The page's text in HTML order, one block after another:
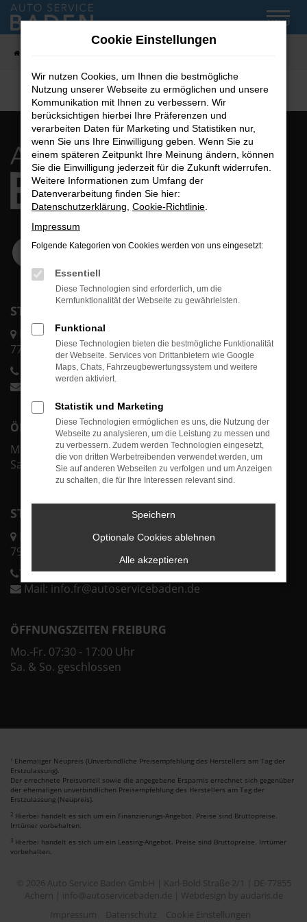
Zum
Hauptinhalt
MENÜ
STANDORT ACHERN
Karl-Bold-Str. 2/1
77855 Achern
Telefon:0 78 41 60 00-70
info@autoservicebaden.de
ÖFFNUNGSZEITEN ACHERN
Mo.-Fr. 07:30 - 18:00 Uhr
Sa. & So. geschlossen
STANDORT FREIBURG
Lörracher Str. 43
79115 Freiburg
Telefon:0 76 11 37 32 25 0
Mail: info.fr@autoservicebaden.de
ÖFFNUNGSZEITEN FREIBURG
Mo.-Fr. 07:30 - 17:00 Uhr
Sa. & So. geschlossen
1 Ehemaliger Neupreis (Unverbindliche Preisempfehlung des Herstellers am Tag der
Erstzulassung).
Der errechnete Preisvorteil sowie die angegebene Ersparnis errechnet sich gegenüber
der ehemaligen unverbindlichen Preisempfehlung des Herstellers am Tag der
Erstzulassung (Neupreis).
2 Hierbei handelt es sich um ein Finanzierungs-Angebot. Preise sind Bruttopreise.
Irrtümer vorbehalten.
3 Hierbei handelt es sich um ein Leasing-Angebot. Preise sind Bruttopreise. Irrtümer
vorbehalten.
© 2026 Auto Service Baden GmbH | Karl-Bold Straße 2/1 | DE-77855
Achern | info@autoservicebaden.de | Webdesign by audaris.de
Impressum
Datenschutz Cookie Einstellungen
Cookie Einstellungen
Wir nutzen Cookies, um Ihnen die bestmögliche
Nutzung unserer Webseite zu ermöglichen und unsere
Kommunikation mit Ihnen zu verbessern. Wir
berücksichtigen hierbei Ihre Präferenzen und
verarbeiten Daten für Marketing und Statistiken nur,
wenn Sie uns Ihre Einwilligung geben. Wenn Sie zu
einem späteren Zeitpunkt Ihre Meinung ändern, können
Sie die Einwilligung jederzeit für die Zukunft widerrufen.
Weitere Informationen zum Umfang der
Datenverarbeitung finden Sie hier:
Datenschutzerklärung Cookie-Richtlinie
Impressum
Folgende Kategorien von Cookies werden von uns eingesetzt:
Essentiell
Diese Technologien sind erforderlich, um die
Kernfunktionalität der Webseite zu gewährleisten.
Funktional
Diese Technologien bieten die bestmögliche Funktionalität
der Webseite. Services von Drittanbietern wie Google
Maps, Chats, Fahrzeugbewertungssystem und weitere
werden aktiviert.
Statistik und Marketing
Diese Technologien ermöglichen es uns, die Nutzung der
Webseite zu analysieren, um die Leistung zu messen und
zu verbessern. Zudem werden Technologien eingesetzt,
die von dritten Werbetreibenden verwendet werden, um
Sie auf anderen Webseiten zu verfolgen und um Anzeigen
zu schalten, die für Ihre Interessen relevant sind.
Speichern
Optionale Cookies ablehnen
Alle akzeptieren